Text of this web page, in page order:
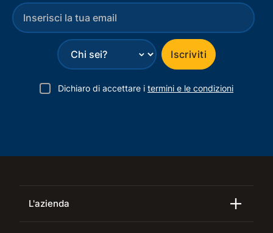
⌄ Iscriviti
Dichiaro di accettare i termini e le condizioni
L'azienda